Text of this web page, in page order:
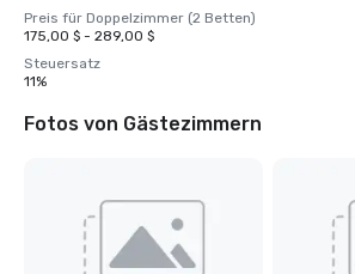
Preis für Doppelzimmer (2 Betten)
175,00 $ - 289,00 $
Steuersatz
11%
Fotos von Gästezimmern